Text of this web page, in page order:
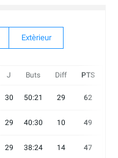
Extèrieur
J Buts Diff PTS
30 50:21 29 62
29 40:30 10 49
29 38:24 14 47